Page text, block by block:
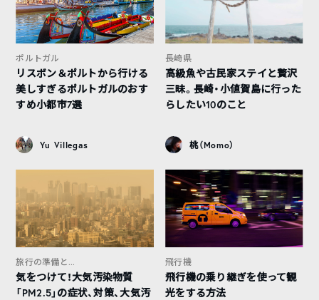
ポルトガル
リスボン＆ポルトから行ける
美しすぎるポルトガルのおす
すめ小都市7選
Yu Villegas
長崎県
高級魚や古民家ステイと贅沢
三昧。長崎・小値賀島に行った
らしたい10のこと
桃（Momo）
旅行の準備と...
気をつけて！大気汚染物質
「PM2.5」の症状、対策、大気汚
飛行機
飛行機の乗り継ぎを使って観
光をする方法